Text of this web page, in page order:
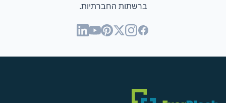
ברשתות החברתיות.